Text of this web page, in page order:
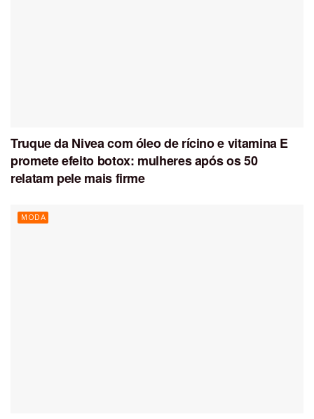
Truque da Nivea com óleo de rícino e vitamina E
promete efeito botox: mulheres após os 50
relatam pele mais firme
MODA